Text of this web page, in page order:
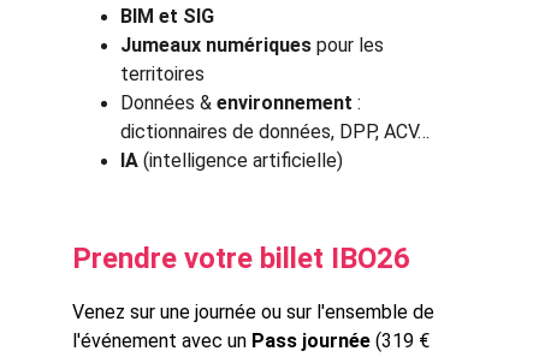
BIM et SIG
Jumeaux numériques pour les
territoires
Données & environnement :
dictionnaires de données, DPP, ACV…
IA (intelligence artificielle)
Prendre votre billet IBO26
Venez sur une journée ou sur l'ensemble de
l'événement avec un Pass journée (319 €